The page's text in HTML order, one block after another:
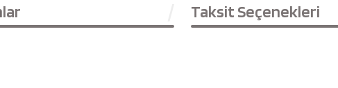
Taksit Seçenekleri